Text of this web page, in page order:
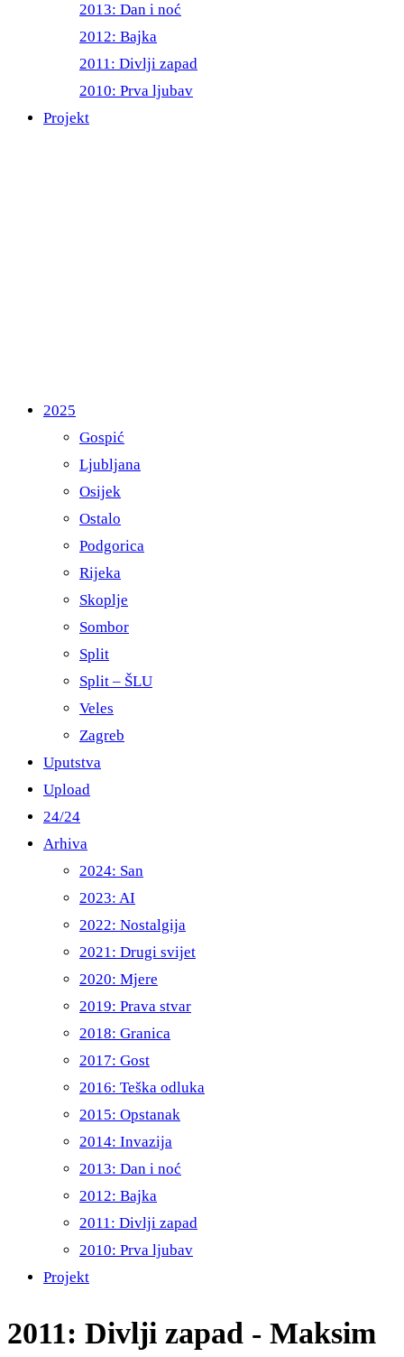
2013: Dan i noć
2012: Bajka
2011: Divlji zapad
2010: Prva ljubav
Projekt
2025
Gospić
Ljubljana
Osijek
Ostalo
Podgorica
Rijeka
Skoplje
Sombor
Split
Split – ŠLU
Veles
Zagreb
Uputstva
Upload
24/24
Arhiva
2024: San
2023: AI
2022: Nostalgija
2021: Drugi svijet
2020: Mjere
2019: Prava stvar
2018: Granica
2017: Gost
2016: Teška odluka
2015: Opstanak
2014: Invazija
2013: Dan i noć
2012: Bajka
2011: Divlji zapad
2010: Prva ljubav
Projekt
2011: Divlji zapad - Maksim